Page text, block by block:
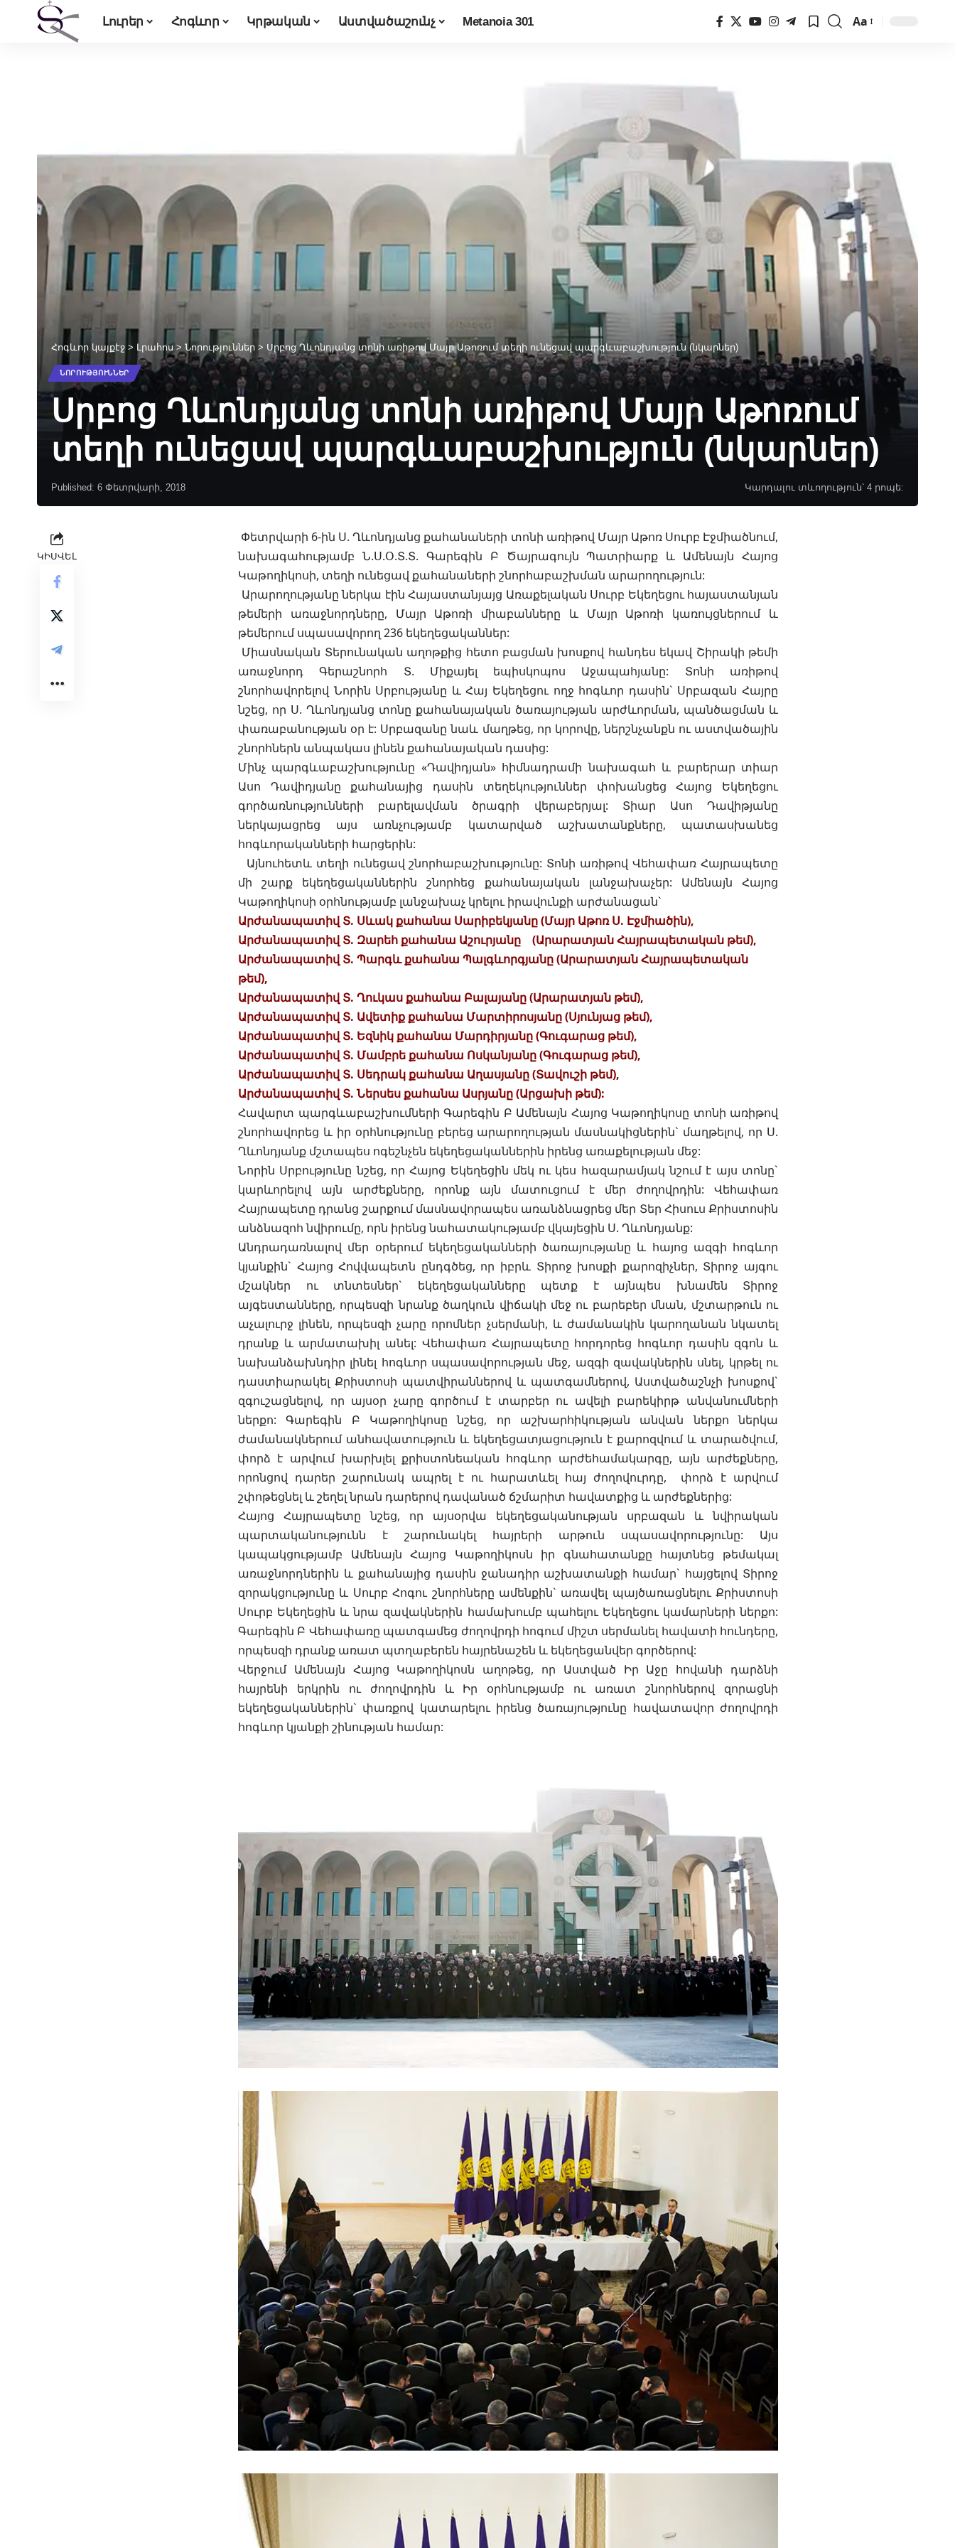
Լուրեր Հոգևոր Կրթական Աստվածաշունչ Metanoia 301
Font
Aa
Հոգևոր կայքէջ > Լրահոս> Նորություններ > Սրբոց Ղևոնդյանց տոնի առիթով Մայր Աթոռում տեղի ունեցավ պարգևաբաշխություն (նկարներ)
ՆՈՐՈՒԹՅՈՒՆՆԵՐ
Սրբոց Ղևոնդյանց տոնի առիթով Մայր Աթոռում
տեղի ունեցավ պարգևաբաշխություն (նկարներ)
Published: 6 Փետրվարի, 2018 Կարդալու տևողություն՝ 4 րոպե:
ԿԻՍՎԵԼ
Փետրվարի 6-ին Ս. Ղևոնդյանց քահանաների տոնի առիթով Մայր Աթոռ Սուրբ Էջմիածնում,
նախագահությամբ Ն.Ս.Օ.Տ.Տ. Գարեգին Բ Ծայրագույն Պատրիարք և Ամենայն Հայոց
Կաթողիկոսի, տեղի ունեցավ քահանաների շնորհաբաշխման արարողություն:
Արարողությանը ներկա էին Հայաստանյայց Առաքելական Սուրբ Եկեղեցու հայաստանյան
թեմերի առաջնորդները, Մայր Աթոռի միաբանները և Մայր Աթոռի կառույցներում և
թեմերում սպասավորող 236 եկեղեցականներ:
Միասնական Տերունական աղոթքից հետո բացման խոսքով հանդես եկավ Շիրակի թեմի
առաջնորդ Գերաշնորհ Տ. Միքայել եպիսկոպոս Աջապահյանը: Տոնի առիթով
շնորհավորելով Նորին Սրբությանը և Հայ Եկեղեցու ողջ հոգևոր դասին` Սրբազան Հայրը
նշեց, որ Ս. Ղևոնդյանց տոնը քահանայական ծառայության արժևորման, պանծացման և
փառաբանության օր է: Սրբազանը նաև մաղթեց, որ կորովը, ներշնչանքն ու աստվածային
շնորհներն անպակաս լինեն քահանայական դասից:
Մինչ պարգևաբաշխությունը «Դավիդյան» հիմնադրամի նախագահ և բարերար տիար
Ասո Դավիդյանը քահանայից դասին տեղեկություններ փոխանցեց Հայոց Եկեղեցու
գործառնությունների բարելավման ծրագրի վերաբերյալ: Տիար Ասո Դավիթյանը
ներկայացրեց այս առնչությամբ կատարված աշխատանքները, պատասխանեց
հոգևորականների հարցերին:
Այնուհետև տեղի ունեցավ շնորհաբաշխությունը: Տոնի առիթով Վեհափառ Հայրապետը
մի շարք եկեղեցականներին շնորհեց քահանայական լանջախաչեր: Ամենայն Հայոց
Կաթողիկոսի օրհնությամբ լանջախաչ կրելու իրավունքի արժանացան`
Արժանապատիվ Տ. Սևակ քահանա Սարիբեկյանը (Մայր Աթոռ Ս. Էջմիածին),
Արժանապատիվ Տ. Զարեհ քահանա Աշուրյանը (Արարատյան Հայրապետական թեմ),
Արժանապատիվ Տ. Պարգև քահանա Պալգևորգյանը (Արարատյան Հայրապետական
թեմ),
Արժանապատիվ Տ. Ղուկաս քահանա Բալայանը (Արարատյան թեմ),
Արժանապատիվ Տ. Ավետիք քահանա Մարտիրոսյանը (Սյունյաց թեմ),
Արժանապատիվ Տ. Եզնիկ քահանա Մարդիրյանը (Գուգարաց թեմ),
Արժանապատիվ Տ. Մամբրե քահանա Ոսկանյանը (Գուգարաց թեմ),
Արժանապատիվ Տ. Սեդրակ քահանա Աղասյանը (Տավուշի թեմ),
Արժանապատիվ Տ. Ներսես քահանա Ասրյանը (Արցախի թեմ):
Հավարտ պարգևաբաշխումների Գարեգին Բ Ամենայն Հայոց Կաթողիկոսը տոնի առիթով
շնորհավորեց և իր օրհնությունը բերեց արարողության մասնակիցներին` մաղթելով, որ Ս.
Ղևոնդյանք մշտապես ոգեշնչեն եկեղեցականներին իրենց առաքելության մեջ:
Նորին Սրբությունը նշեց, որ Հայոց Եկեղեցին մեկ ու կես հազարամյակ նշում է այս տոնը`
կարևորելով այն արժեքները, որոնք այն մատուցում է մեր ժողովրդին: Վեհափառ
Հայրապետը դրանց շարքում մասնավորապես առանձնացրեց մեր Տեր Հիսուս Քրիստոսին
անձնազոհ նվիրումը, որն իրենց նահատակությամբ վկայեցին Ս. Ղևոնդյանք:
Անդրադառնալով մեր օրերում եկեղեցականների ծառայությանը և հայոց ազգի հոգևոր
կյանքին` Հայոց Հովվապետն ընդգծեց, որ իբրև Տիրոջ խոսքի քարոզիչներ, Տիրոջ այգու
մշակներ ու տնտեսներ` եկեղեցականները պետք է այնպես խնամեն Տիրոջ
այգեստանները, որպեսզի նրանք ծաղկուն վիճակի մեջ ու բարեբեր մնան, մշտարթուն ու
աչալուրջ լինեն, որպեսզի չարը որոմներ չսերմանի, և ժամանակին կարողանան նկատել
դրանք և արմատախիլ անել: Վեհափառ Հայրապետը հորդորեց հոգևոր դասին զգոն և
նախանձախնդիր լինել հոգևոր սպասավորության մեջ, ազգի զավակներին սնել, կրթել ու
դաստիարակել Քրիստոսի պատվիրաններով և պատգամներով, Աստվածաշնչի խոսքով`
զգուշացնելով, որ այսօր չարը գործում է տարբեր ու ավելի բարեկիրթ անվանումների
ներքո: Գարեգին Բ Կաթողիկոսը նշեց, որ աշխարհիկության անվան ներքո ներկա
ժամանակներում անհավատություն և եկեղեցատյացություն է քարոզվում և տարածվում,
փորձ է արվում խարխլել քրիստոնեական հոգևոր արժեհամակարգը, այն արժեքները,
որոնցով դարեր շարունակ ապրել է ու հարատևել հայ ժողովուրդը, փորձ է արվում
շփոթեցնել և շեղել նրան դարերով դավանած ճշմարիտ հավատքից և արժեքներից:
Հայոց Հայրապետը նշեց, որ այսօրվա եկեղեցականության սրբազան և նվիրական
պարտականությունն է շարունակել հայրերի արթուն սպասավորությունը: Այս
կապակցությամբ Ամենայն Հայոց Կաթողիկոսն իր գնահատանքը հայտնեց թեմակալ
առաջնորդներին և քահանայից դասին ջանադիր աշխատանքի համար` հայցելով Տիրոջ
զորակցությունը և Սուրբ Հոգու շնորհները ամենքին` առավել պայծառացնելու Քրիստոսի
Սուրբ Եկեղեցին և նրա զավակներին համախումբ պահելու Եկեղեցու կամարների ներքո:
Գարեգին Բ Վեհափառը պատգամեց ժողովրդի հոգում միշտ սերմանել հավատի հունդերը,
որպեսզի դրանք առատ պտղաբերեն հայրենաշեն և եկեղեցանվեր գործերով:
Վերջում Ամենայն Հայոց Կաթողիկոսն աղոթեց, որ Աստված Իր Աջը հովանի դարձնի
հայրենի երկրին ու ժողովրդին և Իր օրհնությամբ ու առատ շնորհներով զորացնի
եկեղեցականներին` փառքով կատարելու իրենց ծառայությունը հավատավոր ժողովրդի
հոգևոր կյանքի շինության համար: